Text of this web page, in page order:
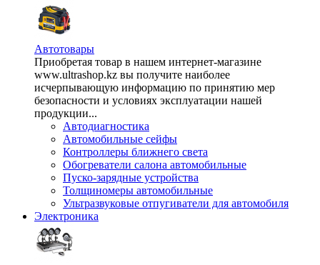
Автотовары
Приобретая товар в нашем интернет-магазине
www.ultrashop.kz вы получите наиболее
исчерпывающую информацию по принятию мер
безопасности и условиях эксплуатации нашей
продукции...
Автодиагностика
Автомобильные сейфы
Контроллеры ближнего света
Обогреватели салона автомобильные
Пуско-зарядные устройства
Толщиномеры автомобильные
Ультразвуковые отпугиватели для автомобиля
Электроника